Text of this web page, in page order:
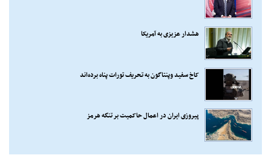
هشدار عزیزی به آمریکا
کاخ سفید وپنتاگون به تحریف تورات پناه برده‌اند
پیروزی ایران در اعمال حاکمیت بر تنگه هرمز